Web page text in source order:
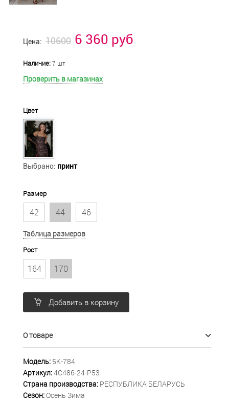
Цена: 10600 6 360 руб
Наличие:7 шт
Проверить в магазинах
Цвет
Выбрано: принт
Размер
42 44 46
Таблица размеров
Рост
164 170
Добавить в корзину
О товаре
Модель: 5К-784
Артикул:4С486-24-Р53
Страна производства: РЕСПУБЛИКА БЕЛАРУСЬ
Сезон:Осень Зима